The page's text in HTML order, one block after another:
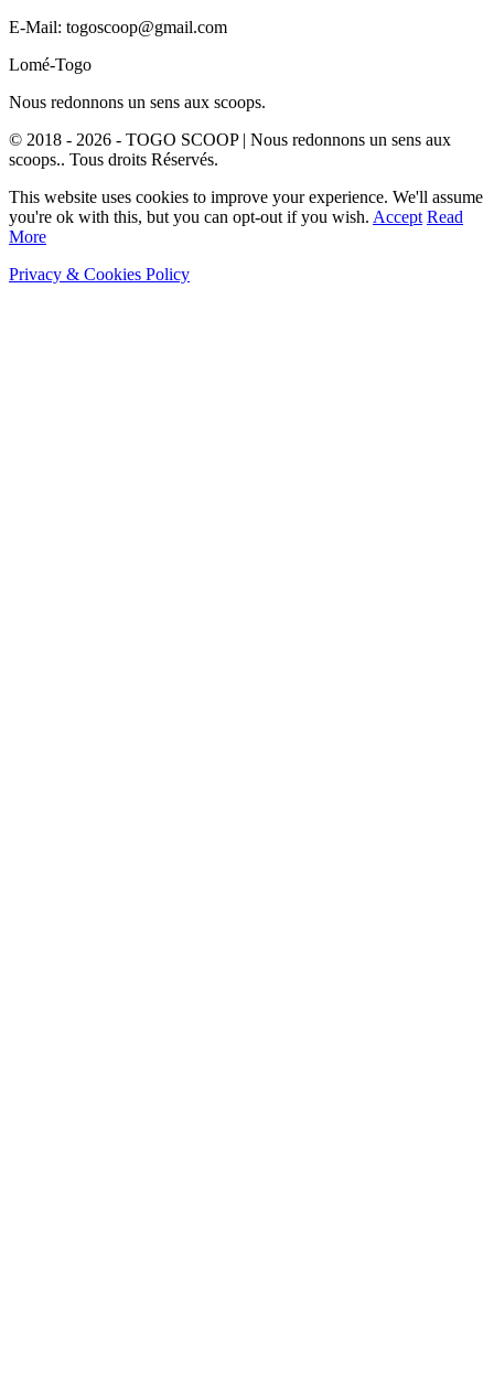
E-Mail: togoscoop@gmail.com
Lomé-Togo
Nous redonnons un sens aux scoops.
© 2018 - 2026 - TOGO SCOOP | Nous redonnons un sens aux
scoops.. Tous droits Réservés.
This website uses cookies to improve your experience. We'll assume
you're ok with this, but you can opt-out if you wish. Accept Read
More
Privacy & Cookies Policy